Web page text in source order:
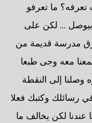
ما تعرفو
بيوصل ... لكن على
مدرسة قديمة من
معه وجى طبعا
وصلنا إلى النقطة
رسائلك وكتبك فعلا
عندنا لكن يخالف ما